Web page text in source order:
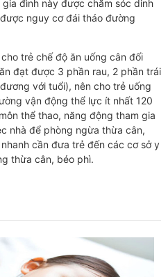
đình này được chăm sóc dinh
nguy cơ đái tháo đường
trẻ chế độ ăn uống cân đối
đạt được 3 phần rau, 2 phần trái
với tuổi), nên cho trẻ uống
vận động thể lực ít nhất 120
thể thao, năng động tham gia
nhà để phòng ngừa thừa cân,
cần đưa trẻ đến các cơ sở y
thừa cân, béo phì.